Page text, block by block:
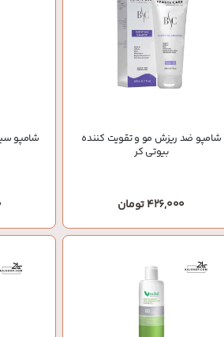
شامپو ضد ریزش مو و تقویت کننده
بیوتی کر
426,000 تومان